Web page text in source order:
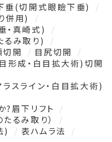
垂(切開式眼瞼下垂)
併用)
・真崎式)
るみ取り)
切開
目尻切開
形成・白目拡大術)切開
スライン・白目拡大術)
?眉下リフト
るみ取り）
)
表ハムラ法